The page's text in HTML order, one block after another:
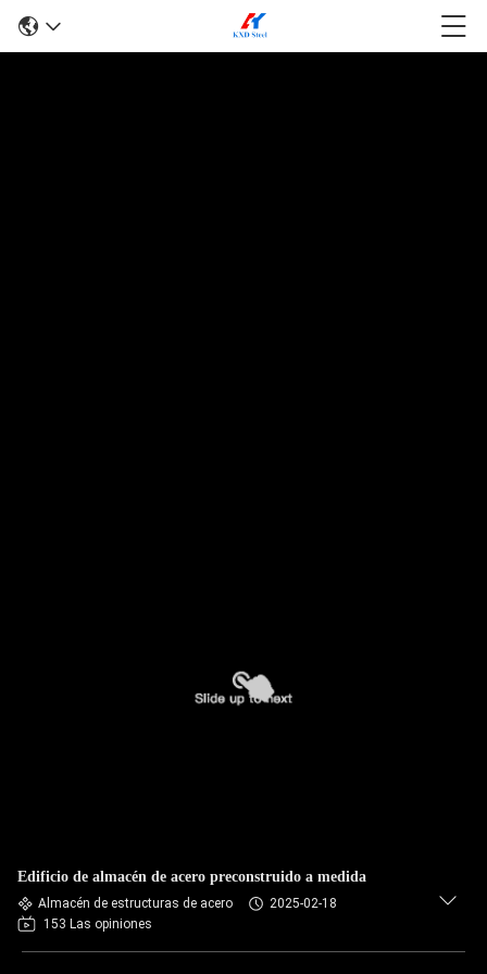
Edificio de almacén de acero preconstruido a medida
Almacén de estructuras de acero
2025-02-18
153 Las opiniones